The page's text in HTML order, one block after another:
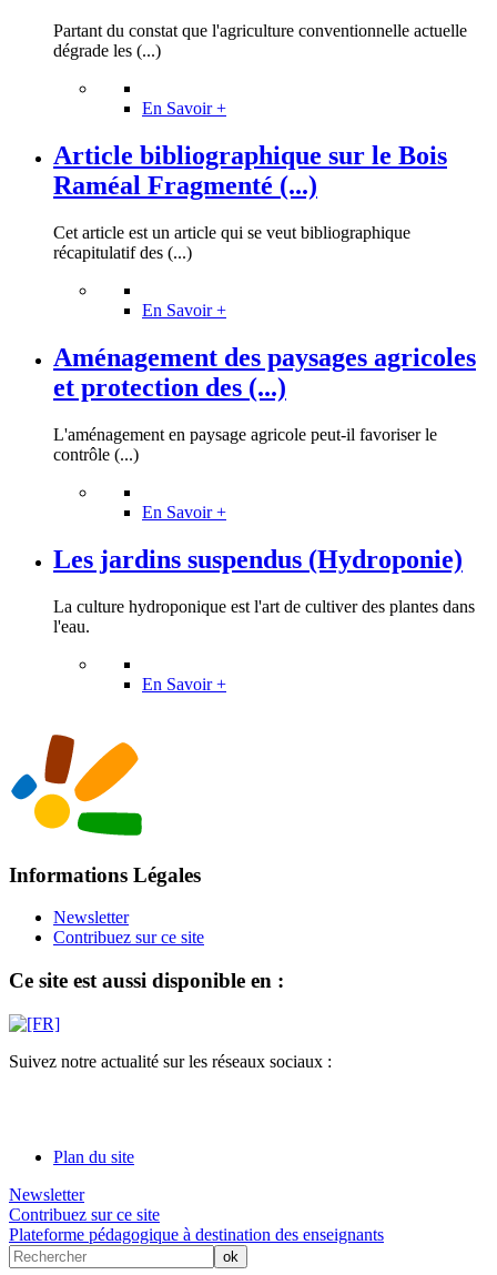
Partant du constat que l'agriculture conventionnelle actuelle
dégrade les (...)
En Savoir +
Article bibliographique sur le Bois
Raméal Fragmenté (...)
Cet article est un article qui se veut bibliographique
récapitulatif des (...)
En Savoir +
Aménagement des paysages agricoles
et protection des (...)
L'aménagement en paysage agricole peut-il favoriser le
contrôle (...)
En Savoir +
Les jardins suspendus (Hydroponie)
La culture hydroponique est l'art de cultiver des plantes dans
l'eau.
En Savoir +
Informations Légales
Newsletter
Contribuez sur ce site
Ce site est aussi disponible en :
Suivez notre actualité sur les réseaux sociaux :
Plan du site
Newsletter
Contribuez sur ce site
Plateforme pédagogique à destination des enseignants